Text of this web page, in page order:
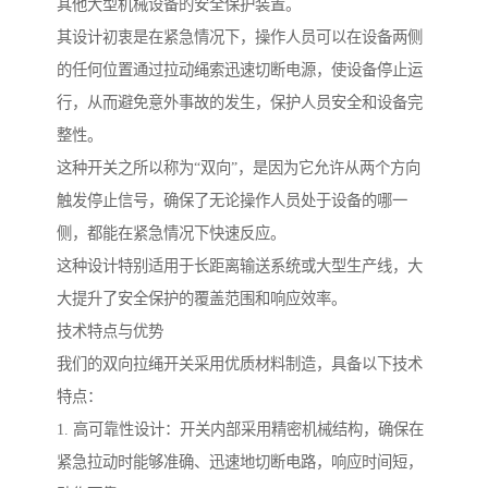
其他大型机械设备的安全保护装置。
其设计初衷是在紧急情况下，操作人员可以在设备两侧
的任何位置通过拉动绳索迅速切断电源，使设备停止运
行，从而避免意外事故的发生，保护人员安全和设备完
整性。
这种开关之所以称为“双向”，是因为它允许从两个方向
触发停止信号，确保了无论操作人员处于设备的哪一
侧，都能在紧急情况下快速反应。
这种设计特别适用于长距离输送系统或大型生产线，大
大提升了安全保护的覆盖范围和响应效率。
技术特点与优势
我们的双向拉绳开关采用优质材料制造，具备以下技术
特点：
1. 高可靠性设计：开关内部采用精密机械结构，确保在
紧急拉动时能够准确、迅速地切断电路，响应时间短，